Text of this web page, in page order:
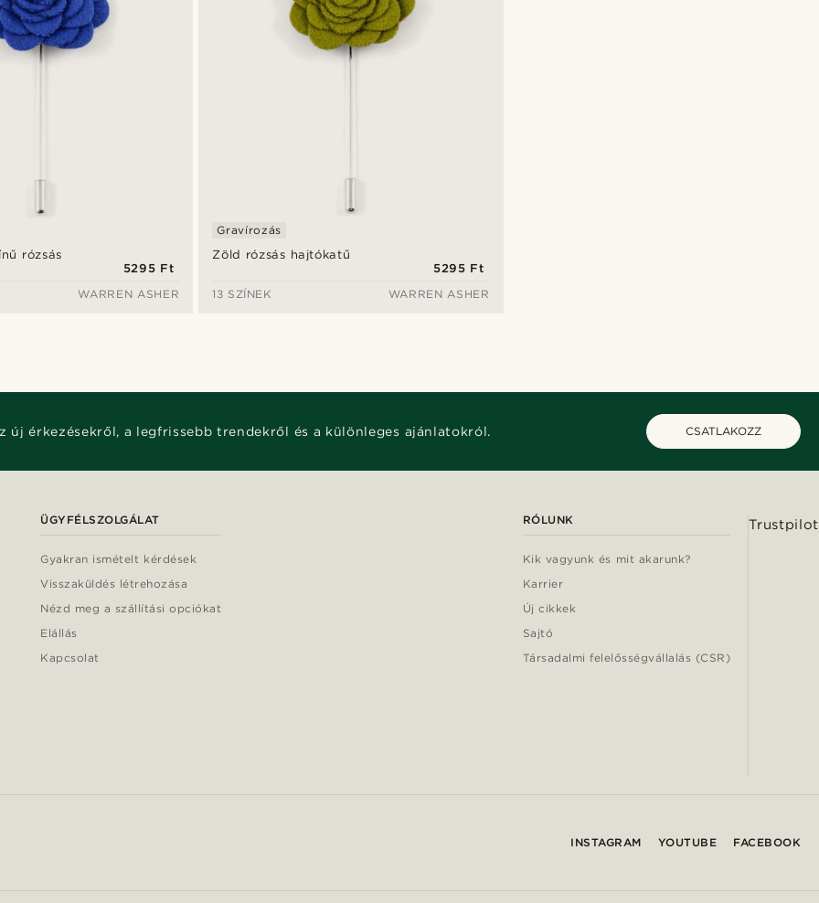
rózsás
5295 Ft
WARREN ASHER
Zöld rózsás hajtókatű
Gravírozás
5295 Ft
13 SZÍNEK
WARREN ASHER
új érkezésekről, a legfrissebb trendekről és a különleges ajánlatokról. CSATLAKOZZ
ÜGYFÉLSZOLGÁLAT
Gyakran ismételt kérdések
Visszaküldés létrehozása
Nézd meg a szállítási opciókat
Elállás
Kapcsolat
RÓLUNK
Kik vagyunk és mit akarunk?
Karrier
Új cikkek
Sajtó
Társadalmi felelősségvállalás (CSR)
Trustpilot
INSTAGRAM YOUTUBE FACEBOOK